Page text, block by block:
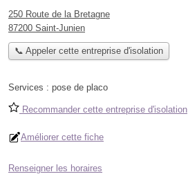
250 Route de la Bretagne
87200 Saint-Junien
📞 Appeler cette entreprise d'isolation
Services : pose de placo
Recommander cette entreprise d'isolation
Améliorer cette fiche
Renseigner les horaires